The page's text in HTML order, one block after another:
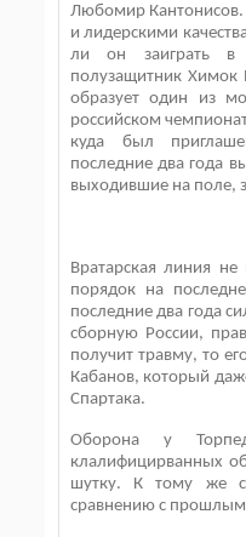
Любомир Кантонисов.
и лидерскими
ли он заиграть в
полузащитник Химок
образует один из
российском
куда был
последние два года
выходившие на поле,
Вратарская линия
порядок на
последние два года
сборную России,
получит травму, то
Кабанов, который
Спартака.
Оборона у
клалифицирванных
шутку. К тому же
сравнению с прошлым